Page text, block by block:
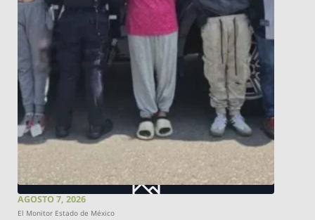
AGOSTO 7, 2026
El Monitor Estado de México